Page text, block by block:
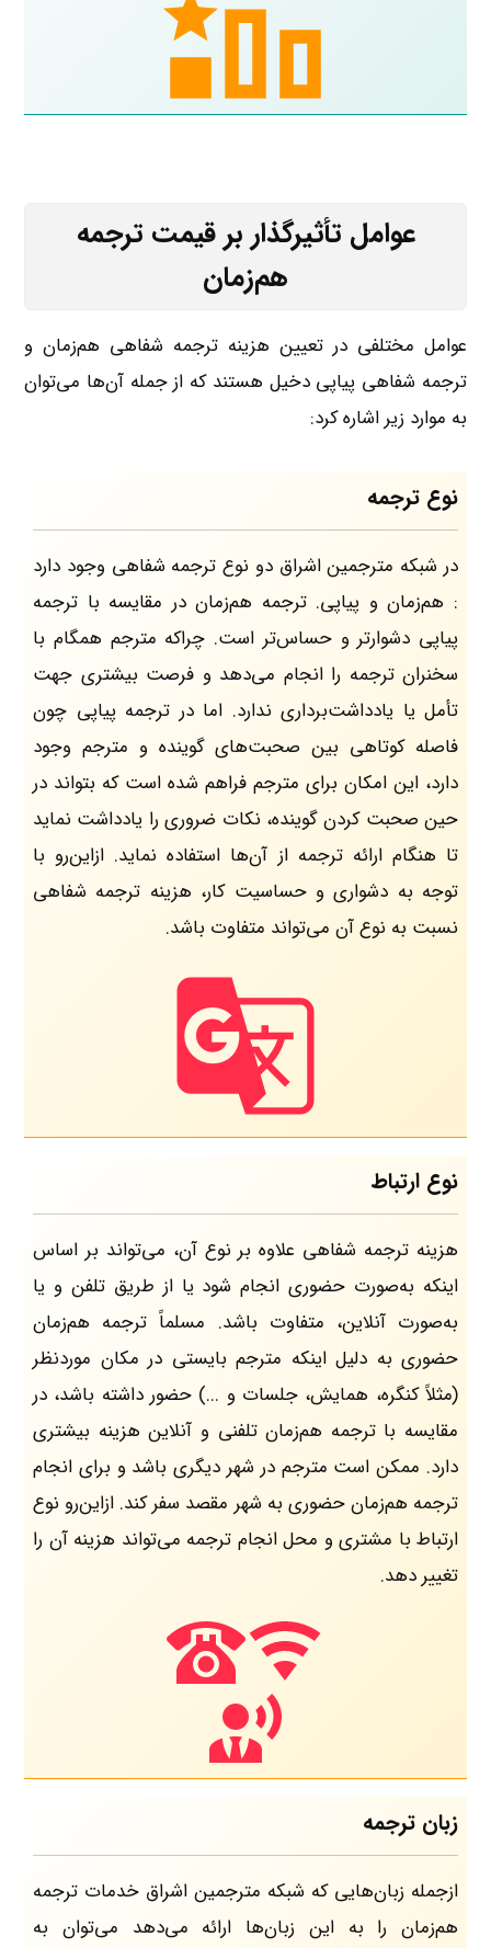
عوامل تأثیرگذار بر قیمت ترجمه
هم‌زمان
عوامل مختلفی در تعیین هزینه ترجمه شفاهی هم‌زمان و
ترجمه شفاهی پیاپی دخیل هستند که از جمله آن‌ها می‌توان
به موارد زیر اشاره کرد:
نوع ترجمه
در شبکه مترجمین اشراق دو نوع ترجمه شفاهی وجود دارد
: هم‌زمان و پیاپی. ترجمه هم‌زمان در مقایسه با ترجمه
پیاپی دشوارتر و حساس‌تر است. چراکه مترجم همگام با
سخنران ترجمه را انجام می‌دهد و فرصت بیشتری جهت
تأمل یا یادداشت‌برداری ندارد. اما در ترجمه پیاپی چون
فاصله کوتاهی بین صحبت‌های گوینده و مترجم وجود
دارد، این امکان برای مترجم فراهم شده است که بتواند در
حین صحبت کردن گوینده، نکات ضروری را یادداشت نماید
تا هنگام ارائه ترجمه از آن‌ها استفاده نماید. ازاین‌رو با
توجه به دشواری و حساسیت کار، هزینه ترجمه شفاهی
نسبت به نوع آن می‌تواند متفاوت باشد.
نوع ارتباط
هزینه ترجمه شفاهی علاوه بر نوع آن، می‌تواند بر اساس
اینکه به‌صورت حضوری انجام شود یا از طریق تلفن و یا
به‌صورت آنلاین، متفاوت باشد. مسلماً ترجمه هم‌زمان
حضوری به دلیل اینکه مترجم بایستی در مکان موردنظر
(مثلاً کنگره، همایش، جلسات و ...) حضور داشته باشد، در
مقایسه با ترجمه هم‌زمان تلفنی و آنلاین هزینه بیشتری
دارد. ممکن است مترجم در شهر دیگری باشد و برای انجام
ترجمه هم‌زمان حضوری به شهر مقصد سفر کند. ازاین‌رو نوع
ارتباط با مشتری و محل انجام ترجمه می‌تواند هزینه آن را
تغییر دهد.
زبان ترجمه
ازجمله زبان‌هایی که شبکه مترجمین اشراق خدمات ترجمه
هم‌زمان را به این زبان‌ها ارائه می‌دهد می‌توان به